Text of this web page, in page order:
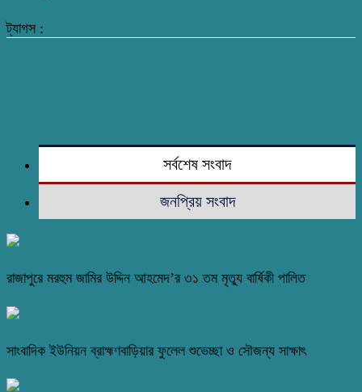
ট্যাগস :
সর্বশেষ সংবাদ
জনপ্রিয় সংবাদ
রাজাপুরে মরহুম জামির উদ্দিন আহমেদ’র ৩১ তম মৃত্যু বার্ষিকী পালিত
সাংবাদিক ইউনিয়ন ব্রাহ্মণবাড়িয়ার ফুলেল শুভেচ্ছা ও সৌজন্য সাক্ষাৎ